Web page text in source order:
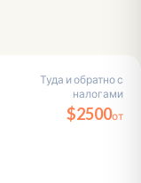
Туда и обратно с
налогами
$2500от